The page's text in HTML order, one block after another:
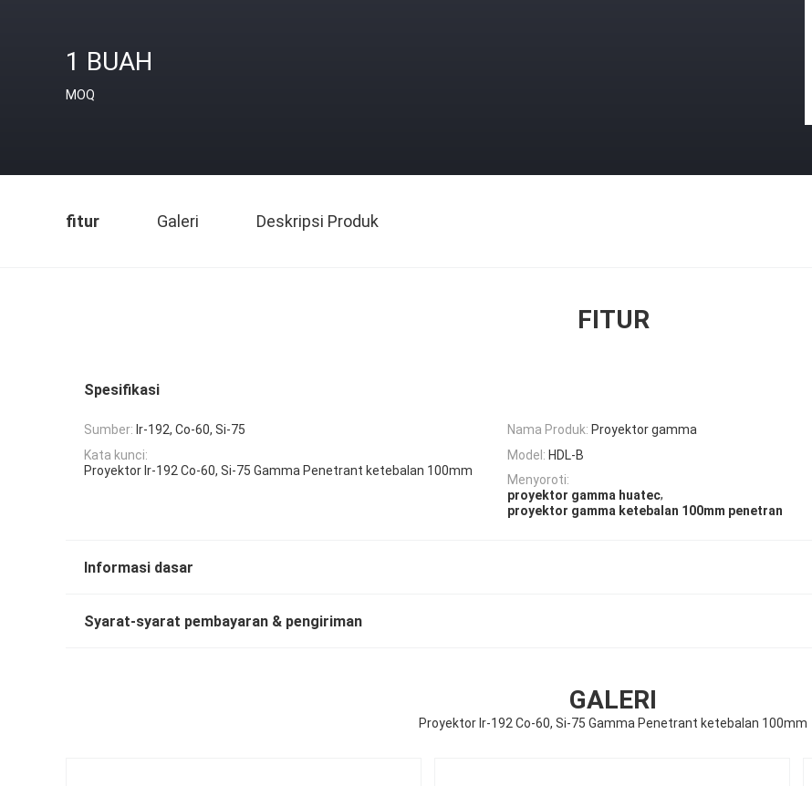
1 BUAH
MOQ
fitur Galeri Deskripsi Produk
FITUR
Spesifikasi
Sumber: Ir-192, Co-60, Si-75 Nama Produk: Proyektor gamma
Kata kunci:
Proyektor Ir-192 Co-60, Si-75 Gamma Penetrant ketebalan 100mm
Model: HDL-B
Menyoroti:
proyektor gamma huatec,
proyektor gamma ketebalan 100mm penetran
Informasi dasar
Syarat-syarat pembayaran & pengiriman
GALERI
Proyektor Ir-192 Co-60, Si-75 Gamma Penetrant ketebalan 100mm